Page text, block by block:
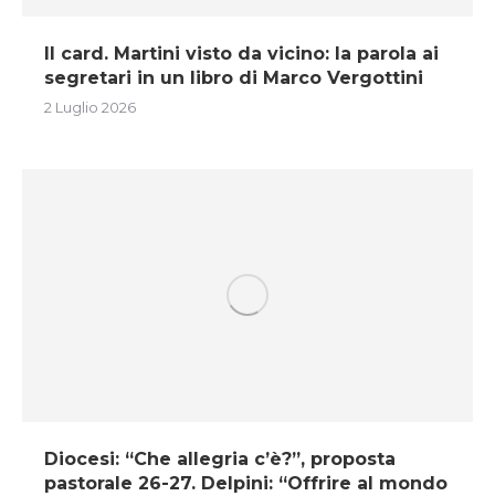
Il card. Martini visto da vicino: la parola ai
segretari in un libro di Marco Vergottini
2 Luglio 2026
Diocesi: “Che allegria c’è?”, proposta
pastorale 26-27. Delpini: “Offrire al mondo